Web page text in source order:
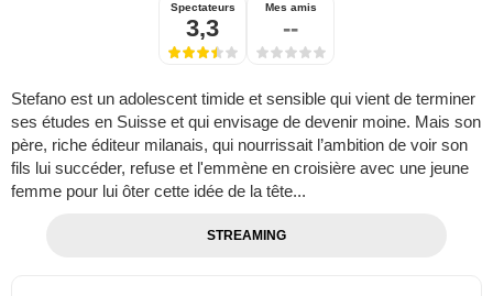
Spectateurs
3,3
Mes amis
--
Stefano est un adolescent timide et sensible qui vient de terminer
ses études en Suisse et qui envisage de devenir moine. Mais son
père, riche éditeur milanais, qui nourrissait l’ambition de voir son
fils lui succéder, refuse et l'emmène en croisière avec une jeune
femme pour lui ôter cette idée de la tête...
STREAMING